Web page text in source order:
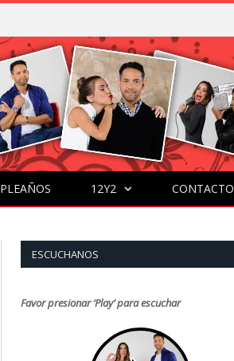
12Y2 CONTACTO
ESCUCHANOS
Favor presionar ‘Play’ para escuchar